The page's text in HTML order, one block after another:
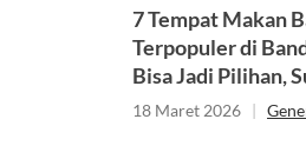
7 Tempat Makan
Terpopuler di
Bisa Jadi Pilihan,
ke Sini?
18 Maret 2026 |